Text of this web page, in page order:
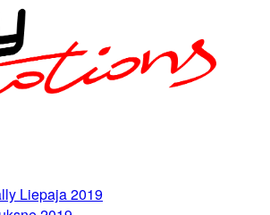
Liepaja 2019